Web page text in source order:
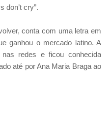
don’t cry”.
conta com uma letra em
ganhou o mercado latino. A
redes e ficou conhecida
até por Ana Maria Braga ao